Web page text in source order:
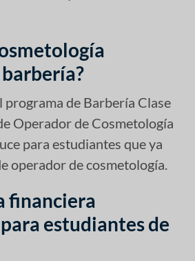
programa de Barbería Clase
Operador de Cosmetología
para estudiantes que ya
operador de cosmetología.
financiera
estudiantes de